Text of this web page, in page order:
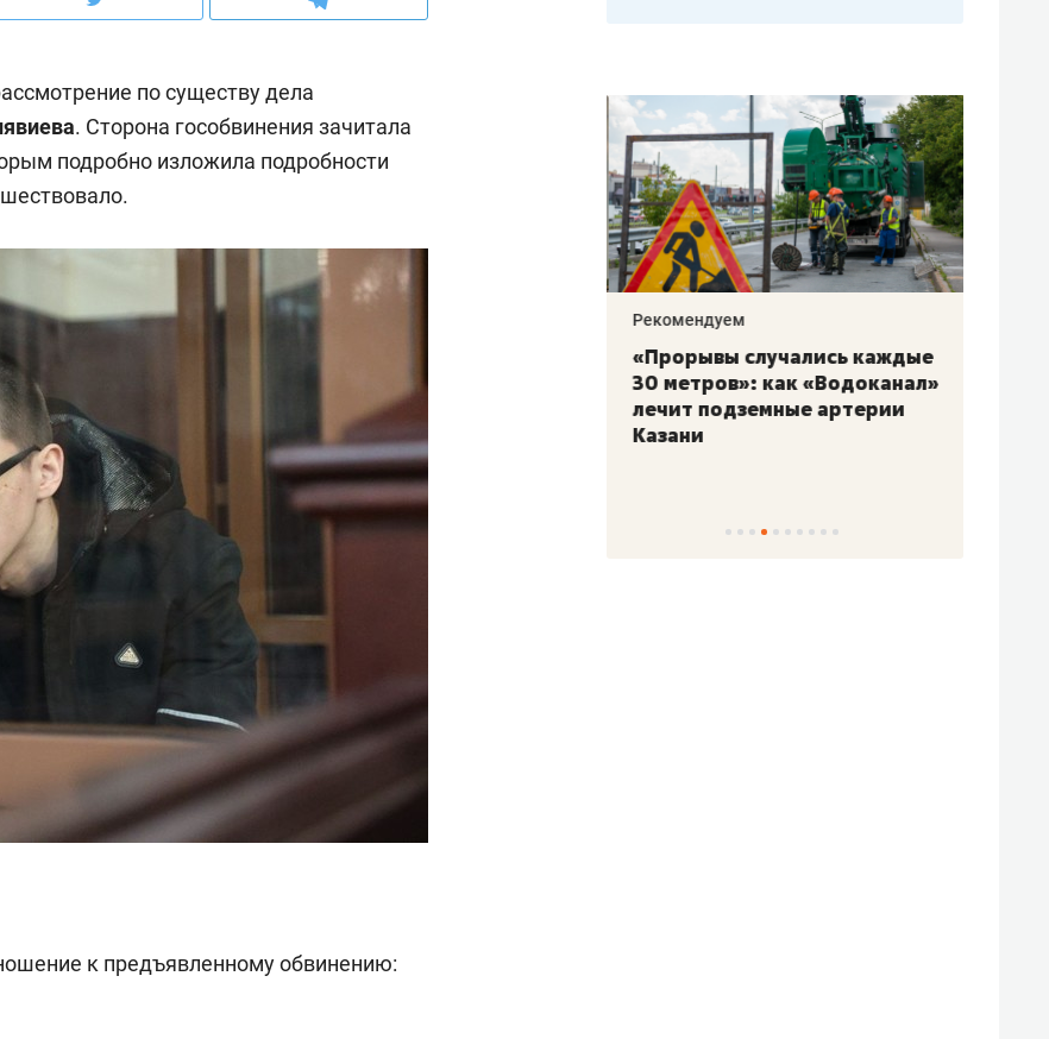
по существу дела
. Сторона гособвинения зачитала
подробно изложила подробности
к предъявленному обвинению:
в дикой
работа
и физическим
как основа
команд
Рекомендуем
и вагон с чак-чаком: как
в Менделеевске прошла
«Гонка Героев»
Рекомендуем
«Прорывы случались каждые
30 метров»: как «Водоканал»
лечит подземные артерии
Казани